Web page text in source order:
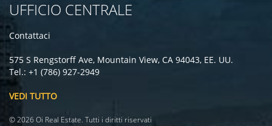
UFFICIO CENTRALE
Contattaci
575 S Rengstorff Ave, Mountain View, CA 94043, EE. UU.
Tel.: +1 (786) 927-2949
VEDI TUTTO
© 2026 Oi Real Estate. Tutti i diritti riservati